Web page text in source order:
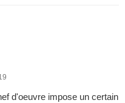
d'oeuvre impose un certain